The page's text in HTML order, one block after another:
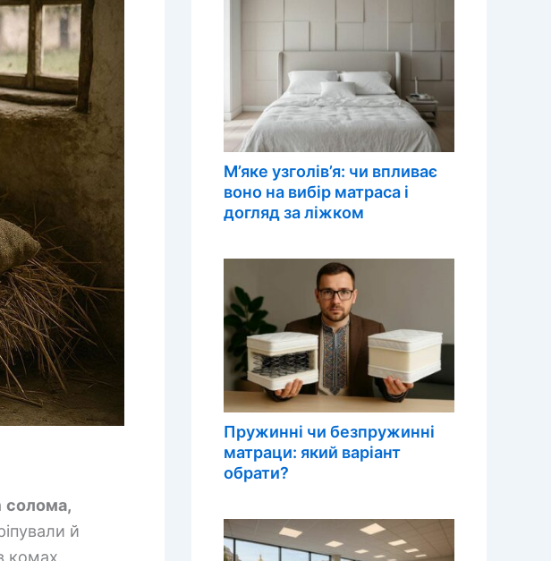
солома,
й
комах.
М’яке узголів’я: чи впливає
воно на вибір матраса і
догляд за ліжком
Пружинні чи безпружинні
матраци: який варіант
обрати?